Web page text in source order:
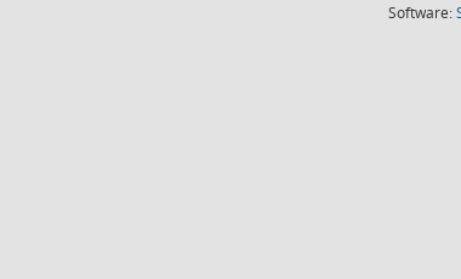
Software: